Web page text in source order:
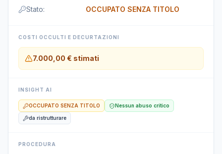
Stato: OCCUPATO SENZA TITOLO
COSTI OCCULTI E DECURTAZIONI
7.000,00 € stimati
INSIGHT AI
OCCUPATO SENZA TITOLO Nessun abuso critico
da ristrutturare
PROCEDURA